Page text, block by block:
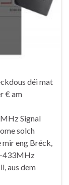
déi mat
€ am
Signal
solch
eng Bréck,
433MHz
aus dem